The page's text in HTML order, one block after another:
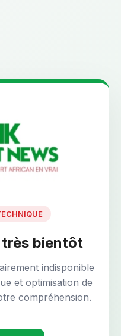
très bientôt
indisponible
et optimisation de
compréhension.